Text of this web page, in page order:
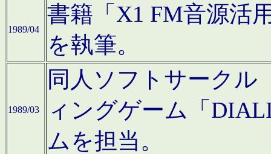
1989/04
書籍「X1 FM音源活
を執筆。
1989/03
同人ソフトサークル
ィングゲーム「
ムを担当。